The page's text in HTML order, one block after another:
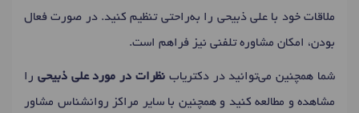
ملاقات خود با علی ذبیحی را به‌راحتی تنظیم کنید. در صورت فعال
بودن، امکان مشاوره تلفنی نیز فراهم است.
شما همچنین می‌توانید در دکتریاب نظرات در مورد علی ذبیحی را
مشاهده و مطالعه کنید و همچنین با سایر مراکز روانشناس مشاور